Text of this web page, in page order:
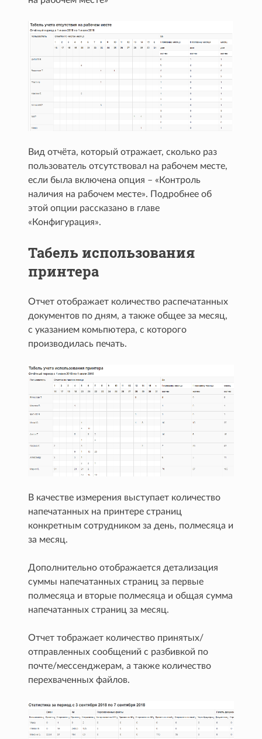
Вид отчёта, который отражает, сколько раз
пользователь отсутствовал на рабочем месте,
если была включена опция – «Контроль
наличия на рабочем месте». Подробнее об
этой опции рассказано в главе
«Конфигурация».
Табель использования
принтера
Отчет отображает количество распечатанных
документов по дням, а также общее за месяц,
с указанием комьпютера, с которого
производилась печать.
В качестве измерения выступает количество
напечатанных на принтере страниц
конкретным сотрудником за день, полмесяца и
за месяц.
Дополнительно отображается детализация
суммы напечатанных страниц за первые
полмесяца и вторые полмесяца и общая сумма
напечатанных страниц за месяц.
Отчет тображает количество принятых/
отправленных сообщений с разбивкой по
почте/мессенджерам, а также количество
перехваченных файлов.